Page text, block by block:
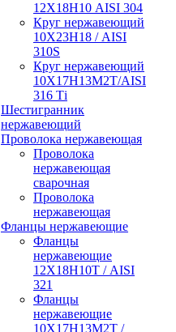
12Х18Н10 AISI 304
Круг нержавеющий
10Х23Н18 / AISI
310S
Круг нержавеющий
10Х17Н13М2Т/AISI
316 Тi
Шестигранник
нержавеющий
Проволока нержавеющая
Проволока
нержавеющая
сварочная
Проволока
нержавеющая
Фланцы нержавеющие
Фланцы
нержавеющие
12Х18Н10Т / AISI
321
Фланцы
нержавеющие
10Х17Н13М2Т /